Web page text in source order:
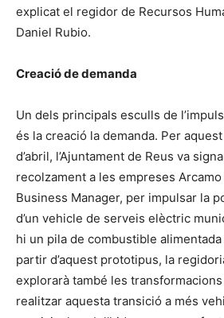
explicat el regidor de Recursos
Daniel Rubio.
Creació de demanda
Un dels principals esculls de
és la creació la demanda. Per
d’abril, l’Ajuntament de Reus va
recolzament a les empreses
Business Manager, per impulsar la
d’un vehicle de serveis elèctric
hi un pila de combustible
partir d’aquest prototipus, la
explorarà també les
realitzar aquesta transició a més